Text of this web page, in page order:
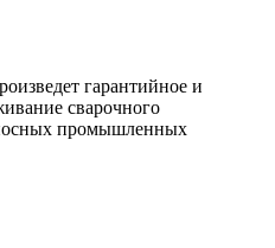
гарантийное и
сварочного
промышленных